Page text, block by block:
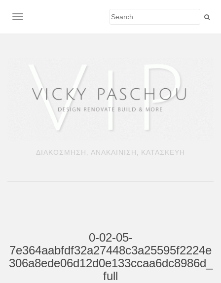
TOGGLE NAVIGATION
ΔΙΑΚΟΣΜΗΣΗ, ΑΝΑΚΑΙΝΙΣΗ, ΚΑΤΑΣΚΕΥΗ
0-02-05-
7e364aabfdf32a27448c3a25595f2224e
306a8ede06d12d0e133ccaa6dc8986d_
full